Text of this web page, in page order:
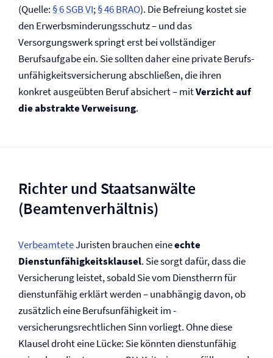
(Quelle:§ 6 SGB VI;§ 46 BRAO). Die Befreiung kostet sie
den Erwerbsminderungsschutz – und das
Versorgungswerk springt erst bei vollständiger
Berufsaufgabe ein. Sie sollten daher eine private Berufs­
unfähigkeits­versicherung abschließen, die ihren
konkret ausgeübten Beruf absichert – mitVerzicht auf
die abstrakte Verweisung.
Richter und Staatsanwälte
(Beamtenverhältnis)
VerbeamteteJuristen brauchen eineechte
Dienstunfähigkeits­klausel. Sie sorgt dafür, dass die
Versicherung leistet, sobald Sie vom Dienstherrn für
dienstunfähig erklärt werden – unabhängig davon, ob
zusätzlich eine Berufs­unfähigkeit im ­
versicherungsrechtlichen Sinn vorliegt. Ohne diese
Klausel droht eine Lücke: Sie könnten dienstunfähig